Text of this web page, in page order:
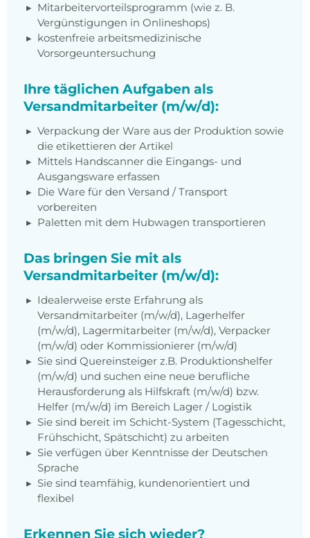
Mitarbeitervorteilsprogramm (wie z. B.
Vergünstigungen in Onlineshops)
kostenfreie arbeitsmedizinische
Vorsorgeuntersuchung
Ihre täglichen Aufgaben als
Versandmitarbeiter (m/w/d):
Verpackung der Ware aus der Produktion sowie
die etikettieren der Artikel
Mittels Handscanner die Eingangs- und
Ausgangsware erfassen
Die Ware für den Versand / Transport
vorbereiten
Paletten mit dem Hubwagen transportieren
Das bringen Sie mit als
Versandmitarbeiter (m/w/d):
Idealerweise erste Erfahrung als
Versandmitarbeiter (m/w/d), Lagerhelfer
(m/w/d), Lagermitarbeiter (m/w/d), Verpacker
(m/w/d) oder Kommissionierer (m/w/d)
Sie sind Quereinsteiger z.B. Produktionshelfer
(m/w/d) und suchen eine neue berufliche
Herausforderung als Hilfskraft (m/w/d) bzw.
Helfer (m/w/d) im Bereich Lager / Logistik
Sie sind bereit im Schicht-System (Tagesschicht,
Frühschicht, Spätschicht) zu arbeiten
Sie verfügen über Kenntnisse der Deutschen
Sprache
Sie sind teamfähig, kundenorientiert und
flexibel
Erkennen Sie sich wieder?